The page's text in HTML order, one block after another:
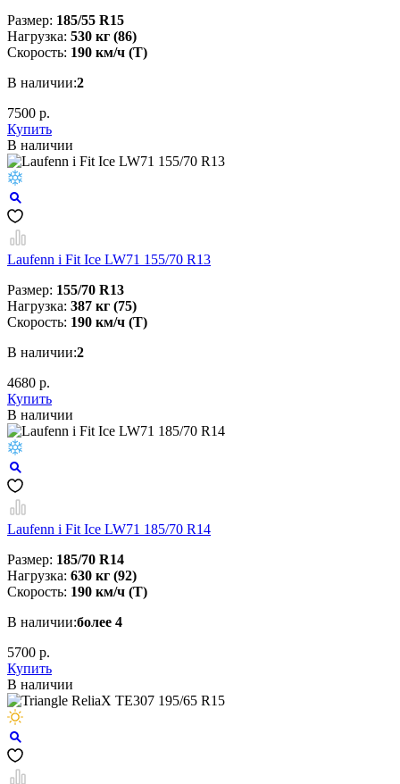
Размер: 185/55 R15
Нагрузка: 530 кг (86)
Скорость: 190 км/ч (T)
В наличии:2
7500 р.
Купить
В наличии
Laufenn i Fit Ice LW71 155/70 R13
Размер: 155/70 R13
Нагрузка: 387 кг (75)
Скорость: 190 км/ч (T)
В наличии:2
4680 р.
Купить
В наличии
Laufenn i Fit Ice LW71 185/70 R14
Размер: 185/70 R14
Нагрузка: 630 кг (92)
Скорость: 190 км/ч (T)
В наличии:более 4
5700 р.
Купить
В наличии